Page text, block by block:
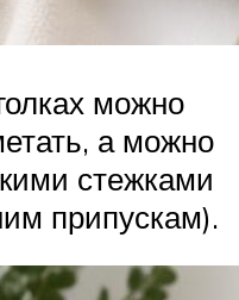
можно
а можно
стежками
припускам).